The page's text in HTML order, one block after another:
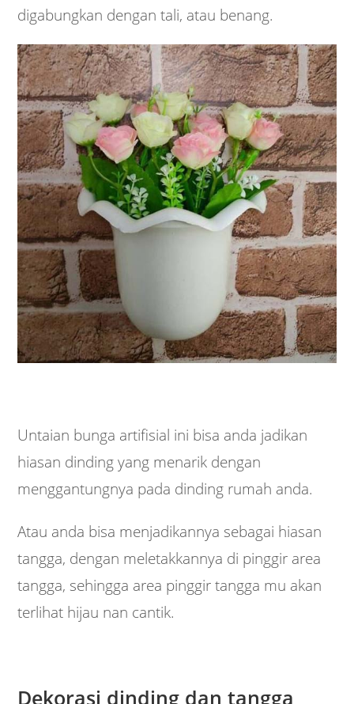
digabungkan dengan tali, atau benang.
Untaian bunga artifisial ini bisa anda jadikan
hiasan dinding yang menarik dengan
menggantungnya pada dinding rumah anda.
Atau anda bisa menjadikannya sebagai hiasan
tangga, dengan meletakkannya di pinggir area
tangga, sehingga area pinggir tangga mu akan
terlihat hijau nan cantik.
Dekorasi dinding dan tangga